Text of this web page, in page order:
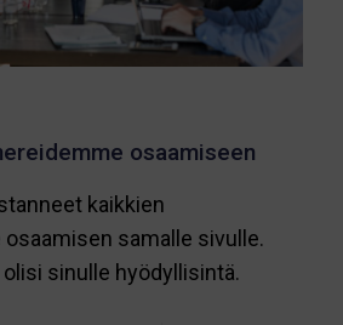
osaamiseen
kaikkien
samalle sivulle.
olisi sinulle hyödyllisintä.